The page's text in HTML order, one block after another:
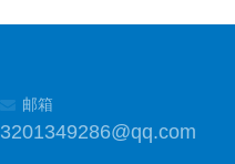
邮箱
3201349286@qq.com